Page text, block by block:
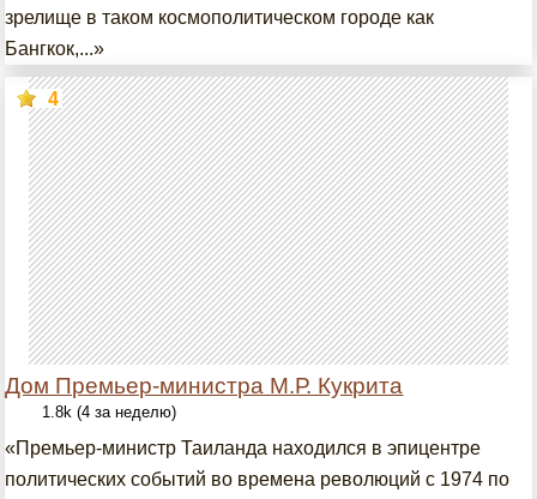
зрелище в таком космополитическом городе как
Бангкок,...»
Дом Премьер-министра М.Р. Кукрита
4
1.8k (4 за неделю)
«Премьер-министр Таиланда находился в эпицентре
политических событий во времена революций с 1974 по